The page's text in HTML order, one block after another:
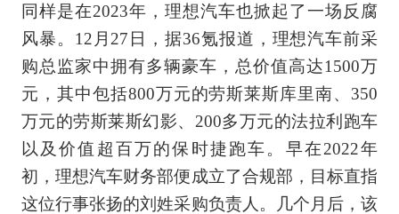
同样是在2023年，理想汽车也掀起了一场反腐
风暴。12月27日，据36氪报道，理想汽车前采
购总监家中拥有多辆豪车，总价值高达1500万
元，其中包括800万元的劳斯莱斯库里南、350
万元的劳斯莱斯幻影、200多万元的法拉利跑车
以及价值超百万的保时捷跑车。早在2022年
初，理想汽车财务部便成立了合规部，目标直指
这位行事张扬的刘姓采购负责人。几个月后，该